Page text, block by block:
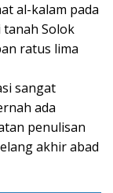
al-kalam pada
tanah Solok
ratus lima
sangat
ada
penulisan
akhir abad